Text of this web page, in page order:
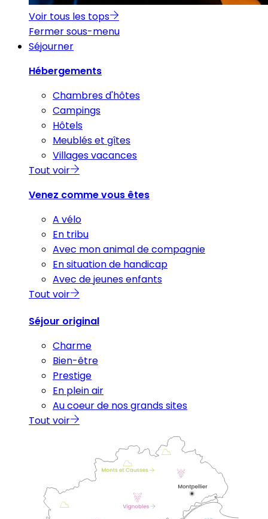
Voir tous les tops
Fermer sous-menu
Séjourner
Hébergements
Chambres d'hôtes
Campings
Hôtels
Meublés et gîtes
Villages vacances
Tout voir
Venez comme vous êtes
A vélo
En tribu
Avec mon animal de compagnie
En situation de handicap
Avec de jeunes enfants
Tout voir
Séjour original
Charme
Bien-être
Prestige
En plein air
Au coeur de nos grands sites
Tout voir